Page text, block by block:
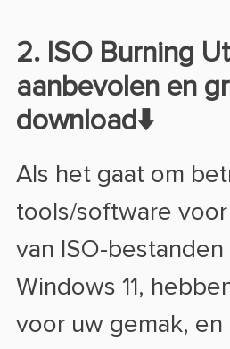
2. ISO Burning
aanbevolen en
download⬇️
Als het gaat om
tools/software
van ISO-bestanden
Windows 11,
voor uw gemak, en